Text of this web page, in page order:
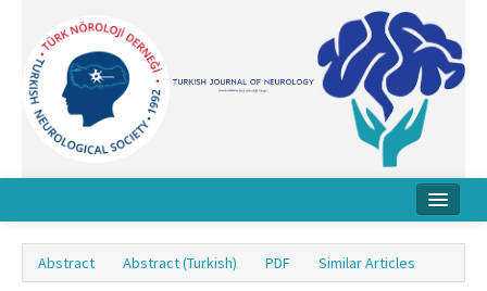
About Journal
Abstract Abstract (Turkish) PDF Similar Articles